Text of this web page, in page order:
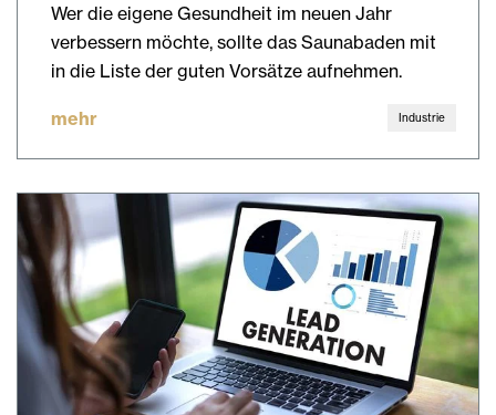
Wer die eigene Gesundheit im neuen Jahr
verbessern möchte, sollte das Saunabaden mit
in die Liste der guten Vorsätze aufnehmen.
mehr Industrie